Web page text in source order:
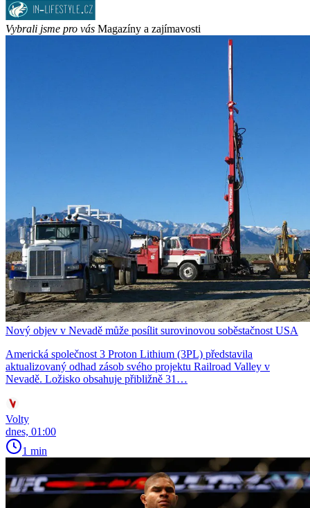
Vybrali jsme pro vás Magazíny a zajímavosti
Nový objev v Nevadě může posílit surovinovou soběstačnost USA
Americká společnost 3 Proton Lithium (3PL) představila
aktualizovaný odhad zásob svého projektu Railroad Valley v
Nevadě. Ložisko obsahuje přibližně 31…
Volty
dnes, 01:00
1 min